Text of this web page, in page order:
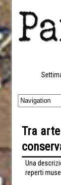
Tra
Una
reperti